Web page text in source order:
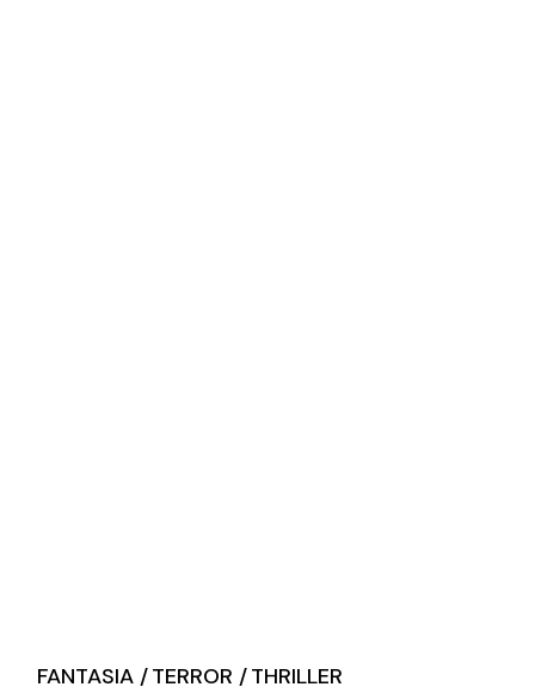
FANTASIA TERROR THRILLER